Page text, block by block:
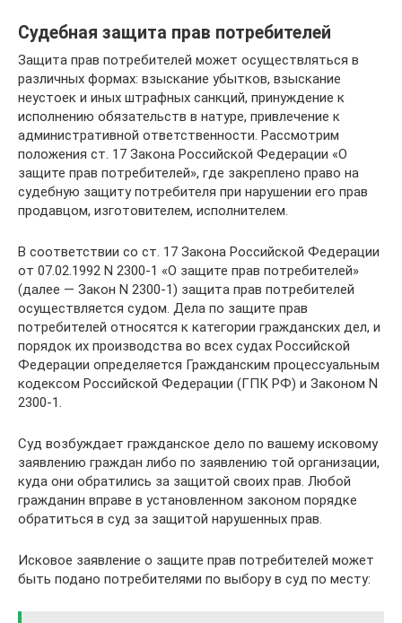
Судебная защита прав потребителей
Защита прав потребителей может осуществляться в
различных формах: взыскание убытков, взыскание
неустоек и иных штрафных санкций, принуждение к
исполнению обязательств в натуре, привлечение к
административной ответственности. Рассмотрим
положения ст. 17 Закона Российской Федерации «О
защите прав потребителей», где закреплено право на
судебную защиту потребителя при нарушении его прав
продавцом, изготовителем, исполнителем.
В соответствии со ст. 17 Закона Российской Федерации
от 07.02.1992 N 2300-1 «О защите прав потребителей»
(далее — Закон N 2300-1) защита прав потребителей
осуществляется судом. Дела по защите прав
потребителей относятся к категории гражданских дел, и
порядок их производства во всех судах Российской
Федерации определяется Гражданским процессуальным
кодексом Российской Федерации (ГПК РФ) и Законом N
2300-1.
Суд возбуждает гражданское дело по вашему исковому
заявлению граждан либо по заявлению той организации,
куда они обратились за защитой своих прав. Любой
гражданин вправе в установленном законом порядке
обратиться в суд за защитой нарушенных прав.
Исковое заявление о защите прав потребителей может
быть подано потребителями по выбору в суд по месту: